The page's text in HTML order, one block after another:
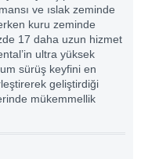
ve ıslak zeminde
kuru zeminde
17 daha uzun hizmet
ultra yüksek
sürüş keyfini en
geliştirdiği
mükemmellik